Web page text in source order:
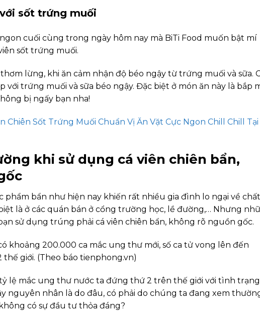
sốt trứng muối
cuối cùng trong ngày hôm nay mà BiTi Food muốn bật mí
sốt trứng muối.
lừng, khi ăn cảm nhận độ béo ngậy từ trứng muối và sữa.
với trứng muối và sữa béo ngậy. Đặc biệt ở món ăn này là bắp
bị ngấy bạn nha!
Chiên Sốt Trứng Muối Chuẩn Vị Ăn Vặt Cực Ngon Chill Chill Tại
khi sử dụng cá viên chiên bẩn,
bẩn như hiện nay khiến rất nhiều gia đình lo ngại về chất
là ở các quán bán ở cổng trường học, lề đường,… Nhưng
sử dụng trúng phải cá viên chiên bẩn, không rõ nguồn gốc.
khoảng 200.000 ca mắc ung thư mới, số ca tử vong lên đến
giới. (Theo báo tienphong.vn)
lệ mắc ung thư nước ta đứng thứ 2 trên thế giới với tình trạng
nguyên nhân là do đâu, có phải do chúng ta đang xem
có sự đầu tư thỏa đáng?